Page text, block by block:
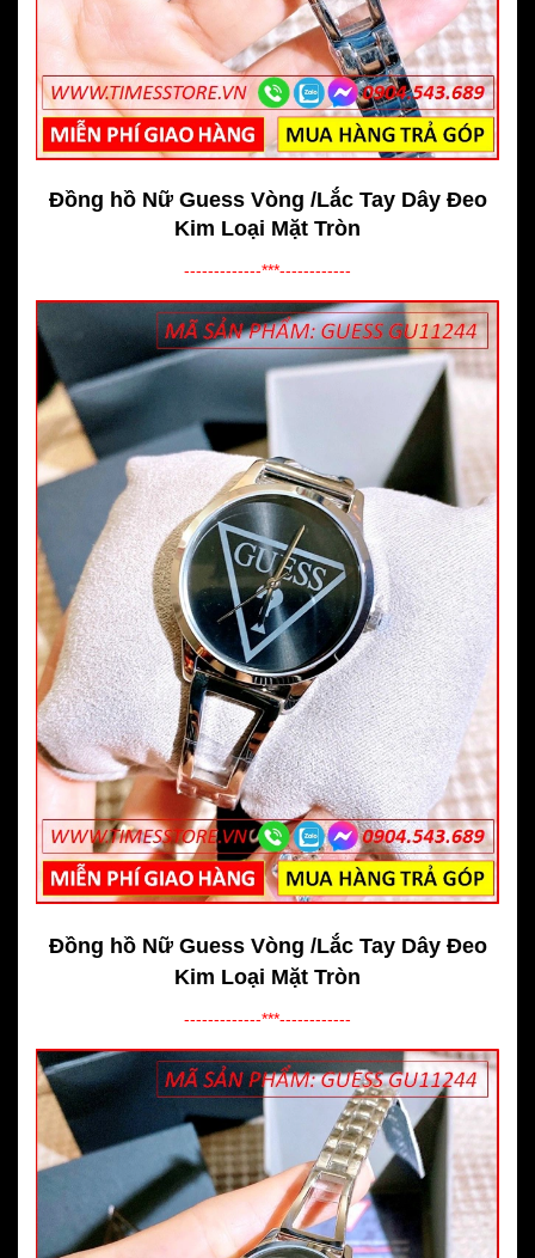
Đồng hồ Nữ Guess Vòng /Lắc Tay Dây Đeo
Kim Loại Mặt Tròn
-------------***------------
Đồng hồ Nữ Guess Vòng /Lắc Tay Dây Đeo
Kim Loại Mặt Tròn
-------------***------------